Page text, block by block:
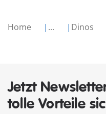
Home ... Dinos
Jetzt
tolle Vorteile